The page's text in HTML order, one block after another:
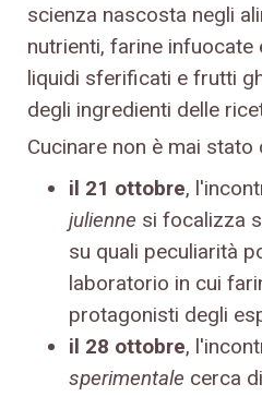
scienza nascosta negli
nutrienti, farine infuocate
liquidi sferificati e frutti
degli ingredienti delle
Cucinare non è mai stato
il 21 ottobre,
julienne si focalizza
su quali peculiarità
laboratorio in cui
protagonisti degli
il 28 ottobre,
sperimentale cerca